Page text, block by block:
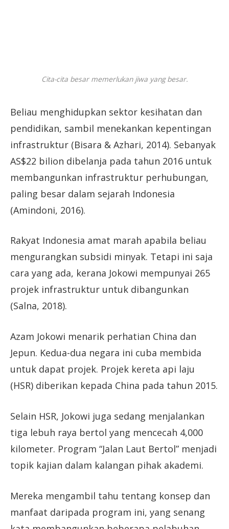
Cita-cita besar memerlukan jiwa yang besar.
Beliau menghidupkan sektor kesihatan dan
pendidikan, sambil menekankan kepentingan
infrastruktur (Bisara & Azhari, 2014). Sebanyak
AS$22 bilion dibelanja pada tahun 2016 untuk
membangunkan infrastruktur perhubungan,
paling besar dalam sejarah Indonesia
(Amindoni, 2016).
Rakyat Indonesia amat marah apabila beliau
mengurangkan subsidi minyak. Tetapi ini saja
cara yang ada, kerana Jokowi mempunyai 265
projek infrastruktur untuk dibangunkan
(Salna, 2018).
Azam Jokowi menarik perhatian China dan
Jepun. Kedua-dua negara ini cuba membida
untuk dapat projek. Projek kereta api laju
(HSR) diberikan kepada China pada tahun 2015.
Selain HSR, Jokowi juga sedang menjalankan
tiga lebuh raya bertol yang mencecah 4,000
kilometer. Program “Jalan Laut Bertol” menjadi
topik kajian dalam kalangan pihak akademi.
Mereka mengambil tahu tentang konsep dan
manfaat daripada program ini, yang senang